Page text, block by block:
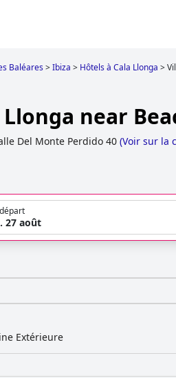
Baléares>Ibiza > Hôtels à Cala Llonga >
near
Del Monte Perdido 40 (Voir sur la
27 août
Extérieure